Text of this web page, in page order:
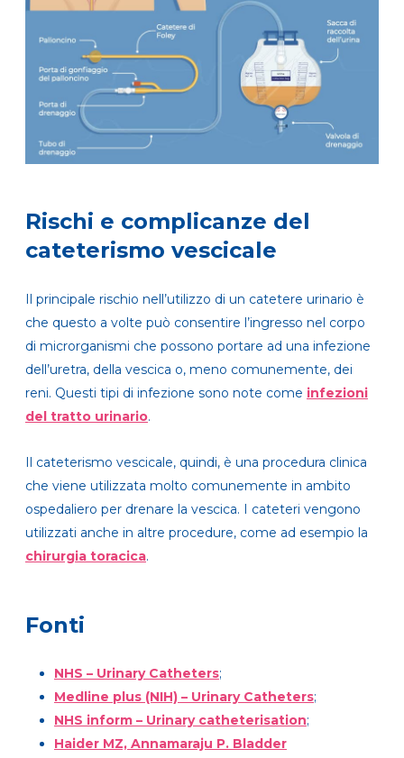
Rischi e complicanze del
cateterismo vescicale
Il principale rischio nell’utilizzo di un catetere urinario è
che questo a volte può consentire l’ingresso nel corpo
di microrganismi che possono portare ad una infezione
dell’uretra, della vescica o, meno comunemente, dei
reni. Questi tipi di infezione sono note come infezioni
del tratto urinario.
Il cateterismo vescicale, quindi, è una procedura clinica
che viene utilizzata molto comunemente in ambito
ospedaliero per drenare la vescica. I cateteri vengono
utilizzati anche in altre procedure, come ad esempio la
chirurgia toracica.
Fonti
NHS – Urinary Catheters;
Medline plus (NIH) – Urinary Catheters;
NHS inform – Urinary catheterisation;
Haider MZ, Annamaraju P. Bladder